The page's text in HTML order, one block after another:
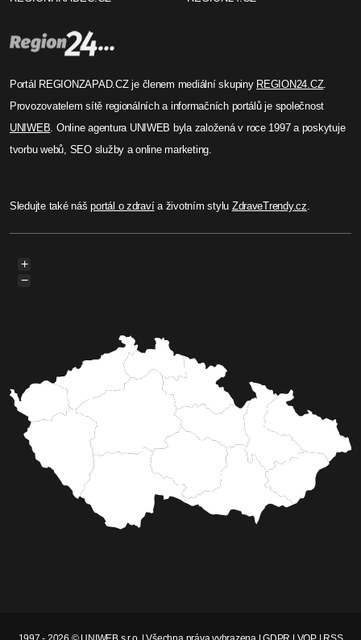
Portál REGIONZAPAD.CZ je členem mediální skupiny REGION24.CZ.
Provozovatelem sítě regionálních a informačních portálů je společnost
UNIWEB . Online agentura UNIWEB byla založená v roce 1997 a poskytuje
tvorbu webů, SEO služby a online marketing.
Sledujte také nášportál o zdravía životním stylu ZdraveTrendy.cz
+
−